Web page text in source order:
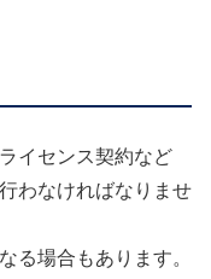
イセンス契約など
わなければなりませ
る場合もあります。